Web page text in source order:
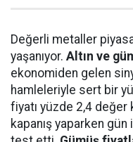
Değerli metaller
yaşanıyor. Altın ve
ekonomiden gelen
hamleleriyle sert bir
fiyatı yüzde 2,4 değer
kapanış yaparken